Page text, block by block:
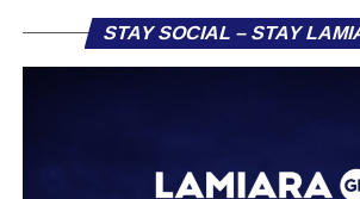
ευκαιρία, η Λαμία κατάφερε να ανοίξει
Το γκολ αυτό άλλαξε τη ροή του αγώνα,
STAY SOCIAL – STAY